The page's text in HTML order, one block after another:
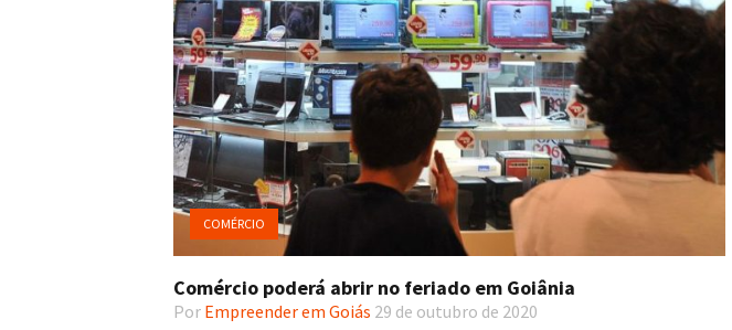
COMÉRCIO
Comércio poderá abrir no feriado em Goiânia
Por Empreender em Goiás 29 de outubro de 2020